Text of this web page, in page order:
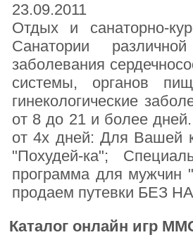
23.09.2011
Отдых и санаторно-
Санатории
заболевания
системы, органов
гинекологические
от 8 до 21 и более
от 4х дней: Для Вашей
"Похудей-ка";
программа для мужчин
продаем путевки БЕЗ
Каталог онлайн игр